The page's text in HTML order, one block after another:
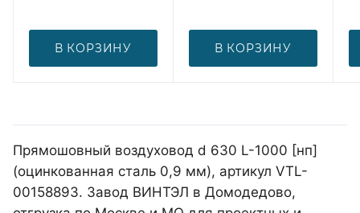
В КОРЗИНУ В КОРЗИНУ
Прямошовный воздуховод d 630 L-1000 [нп]
(оцинкованная сталь 0,9 мм), артикул VTL-
00158893. Завод ВИНТЭЛ в Домодедово,